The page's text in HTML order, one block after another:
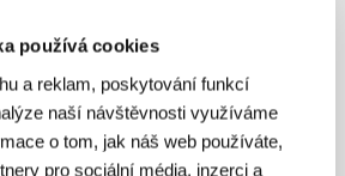
používá cookies
a reklam, poskytování funkcí
naší návštěvnosti využíváme
o tom, jak náš web používáte,
pro sociální média, inzerci a
film musí splňovat